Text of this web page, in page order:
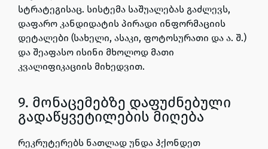
სტრატეგისაც. სისტემა საშუალებას გაძლევს,
დაფარო კანდიდატის პირადი ინფორმაციის
დეტალები (სახელი, ასაკი, ფოტოსურათი და ა. შ.)
და შეაფასო ისინი მხოლოდ მათი
კვალიფიკაციის მიხედვით.
9. მონაცემებზე დაფუძნებული
გადაწყვეტილების მიღება
რეკრუტერებს ნათლად უნდა ჰქონდეთ